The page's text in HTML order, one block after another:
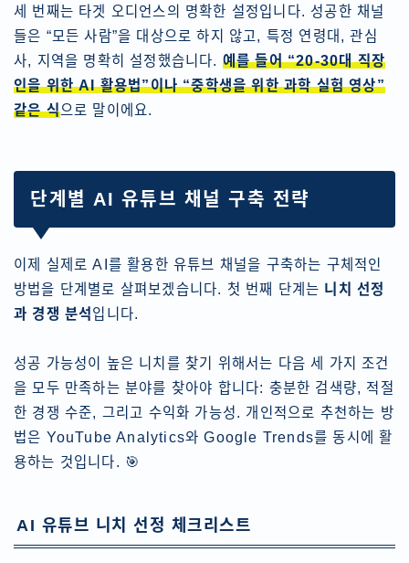
세 번째는 타겟 오디언스의 명확한 설정입니다. 성공한 채널
들은 “모든 사람”을 대상으로 하지 않고, 특정 연령대, 관심
사, 지역을 명확히 설정했습니다. 예를 들어 “20-30대 직장
인을 위한 AI 활용법”이나 “중학생을 위한 과학 실험 영상”
같은 식으로 말이에요.
단계별 AI 유튜브 채널 구축 전략
이제 실제로 AI를 활용한 유튜브 채널을 구축하는 구체적인
방법을 단계별로 살펴보겠습니다. 첫 번째 단계는 니치 선정
과 경쟁 분석입니다.
성공 가능성이 높은 니치를 찾기 위해서는 다음 세 가지 조건
을 모두 만족하는 분야를 찾아야 합니다: 충분한 검색량, 적절
한 경쟁 수준, 그리고 수익화 가능성. 개인적으로 추천하는 방
법은 YouTube Analytics와 Google Trends를 동시에 활
용하는 것입니다. 🎯
AI 유튜브 니치 선정 체크리스트